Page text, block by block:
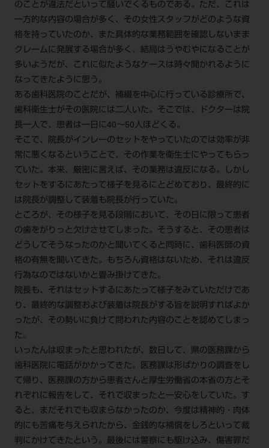
のことが違法だといって騒いでくるものである。ただ、これは
一方的な内容の場合が多く、その女性スタッフがどのような資
格を持っていたのか、また具体的な業務範囲を確認しないまま
クレームに発展する場合が多く、結局はうやむやになることが
多いようだが、これに似たようなケースは時々聞かれるように
なってきたように思う。
ある歯科医院のことだが、補綴を中心に行っている診療所で、
歯科衛生士がその医院には二人いた。そこでは、ドクターは院
長一人で、患者は一日に40～50人ほどくる。
そこで、院長がインレーのセットをやっていたのでは効率が非
常に悪くなるということで、その作業を衛生士にやってもらっ
ていた。本来、厳密に言えば、その業務は違反になる。しかし
セットをするにあたって様子を見るにとどめており、最終的に
は院長が調整して装着も院長が行っていた。
ところが、その様子を見る段階において、その日に限って患者
の歯をがりっと欠けさせてしまった。そうすると、その患者は
どうしてそうなったのかと聞いてくると同時に、歯科医師の資
格の有無を聞いてきた。もちろん資格はないため、それは違反
行為なのではないかと畳み掛けてきた。
院長も、それはセットするにあたって様子をみていただけであ
り、最終的な調整および装着は院長がする旨を説明すればよか
ったが、その勢いに負けて問われた内容のことを認めてしまっ
た。
いったんは収まったと思われたが、数日して、県の医務課から
歯科医院に電話がかかってきた。医務課は形ばかりの調査をし
て帰り、医務課の方から患者さんと厚生労働省の本省の方とそ
れぞれに報告をして、それで収まったと一安心をしていた。す
ると、まだそれでも収まらなかったのか、今度は精神的・肉体
的にも苦痛を与えられたから、金銭的な補償をしろといって裁
判にかけてきたという。最後には警察にも駆け込み、傷害罪だ
FAX /0800-222-6480 （無料）
IP電話・ひかり電話は繋がらない場合がありま
す。
受付時間 月～金 9:00～17:00 （祝日・夏季休
暇、年末年始を除く）
歯科医療従事者専用窓口となります。
業所へお問い合わせ願います。
企業情報
個人情報保護方針 特定商取引について
ご利用規約 SNSアカウント利用規約
推奨環境 サイトマップ